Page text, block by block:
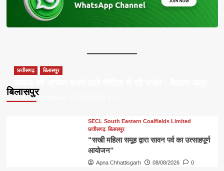
बिलासपुर
छत्तीसगढ़ बिलासपुर
Apna Chhattisgarh
SECL South Eastern Coalfields Limited
छत्तीसगढ़ बिलासपुर
“सखी महिला समूह द्वारा सावन पर्व का उत्साहपूर्ण
आयोजन”
Apna Chhattisgarh 08/08/2026 0